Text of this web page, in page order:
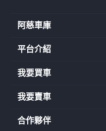
阿慈車庫
平台介紹
我要買車
我要賣車
合作夥伴